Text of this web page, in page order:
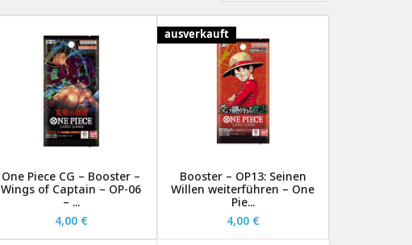
One Piece CG – Booster –
Wings of Captain – OP-06
– ...
4,00 €
ausverkauft
Booster – OP13: Seinen
Willen weiterführen – One
Pie...
4,00 €